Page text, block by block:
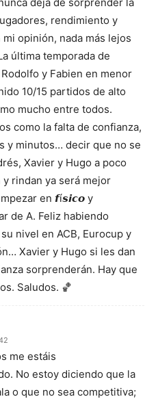
rendimiento y
mi opinión, nada más lejos
última temporada de
y Fabien en menor
10/15 partidos de alto
mucho entre todos.
como la falta de confianza,
y minutos… decir que no se
Xavier y Hugo a poco
rindan ya será mejor
en 𝙛í𝙨𝙞𝙘𝙤 y
de A. Feliz habiendo
nivel en ACB, Eurocup y
Xavier y Hugo si les dan
sorprenderán. Hay que
Saludos. 🏀
me estáis
No estoy diciendo que la
o que no sea competitiva;